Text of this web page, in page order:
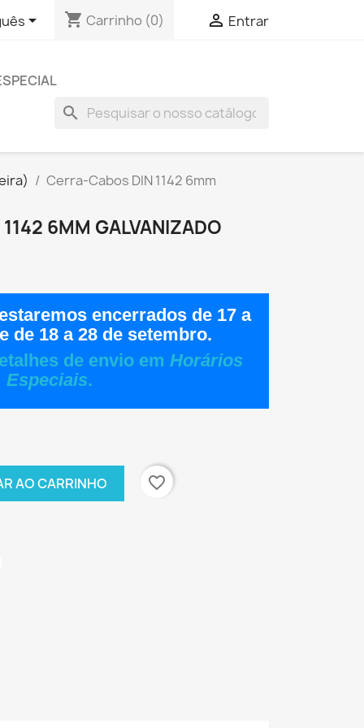
 shopping_cart Carrinho (0)  Entrar
search
Cerra-Cabos DIN 1142 6mm
6MM GALVANIZADO
encerrados de 17 a
de 18 a 28 de setembro.
de envio em Horários
Especiais.
AO CARRINHO
favorite_border